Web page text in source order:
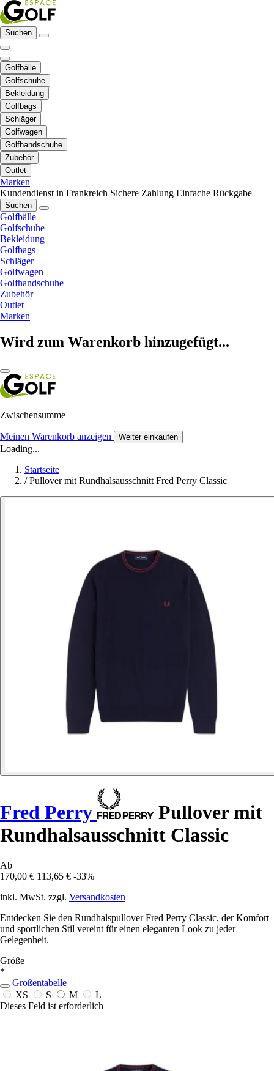
Suchen
Golfbälle
Golfschuhe
Bekleidung
Golfbags
Schläger
Golfwagen
Golfhandschuhe
Zubehör
Outlet
Marken
Kundendienst in Frankreich Sichere Zahlung Einfache Rückgabe
Suchen
Golfbälle
Golfschuhe
Bekleidung
Golfbags
Schläger
Golfwagen
Golfhandschuhe
Zubehör
Outlet
Marken
Wird zum Warenkorb hinzugefügt...
Zwischensumme
Meinen Warenkorb anzeigen Weiter einkaufen
Loading...
Startseite
/ Pullover mit Rundhalsausschnitt Fred Perry Classic
Fred Perry
Pullover mit
Rundhalsausschnitt Classic
Ab
170,00 € 113,65 € -33%
inkl. MwSt. zzgl. Versandkosten
Entdecken Sie den Rundhalspullover Fred Perry Classic, der Komfort
und sportlichen Stil vereint für einen eleganten Look zu jeder
Gelegenheit.
Größe
*
Größentabelle
XS
S M
L
Dieses Feld ist erforderlich